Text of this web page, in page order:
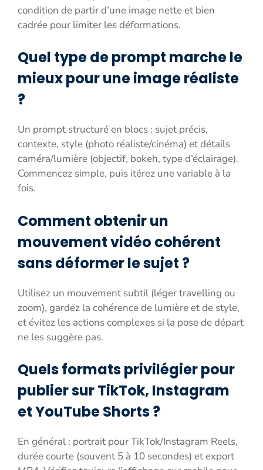
condition de partir d’une image nette et bien
cadrée pour limiter les déformations.
Quel type de prompt marche le
mieux pour une image réaliste
?
Un prompt structuré en blocs : sujet précis,
contexte, style (photo réaliste/cinéma) et détails
caméra/lumière (objectif, bokeh, type d’éclairage).
Commencez simple, puis itérez une variable à la
fois.
Comment obtenir un
mouvement vidéo cohérent
sans déformer le sujet ?
Utilisez un mouvement subtil (léger travelling ou
zoom), gardez la cohérence de lumière et de style,
et évitez les actions complexes si la pose de départ
ne les suggère pas.
Quels formats privilégier pour
publier sur TikTok, Instagram
et YouTube Shorts ?
En général : portrait pour TikTok/Instagram Reels,
durée courte (souvent 5 à 10 secondes) et export